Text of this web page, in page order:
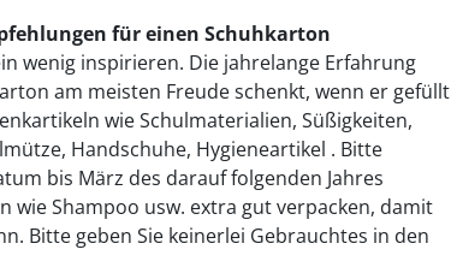
für einen Schuhkarton
wenig inspirieren. Die jahrelange Erfahrung
am meisten Freude schenkt, wenn er gefüllt
wie Schulmaterialien, Süßigkeiten,
Handschuhe, Hygieneartikel . Bitte
bis März des darauf folgenden Jahres
wie Shampoo usw. extra gut verpacken, damit
Bitte geben Sie keinerlei Gebrauchtes in den